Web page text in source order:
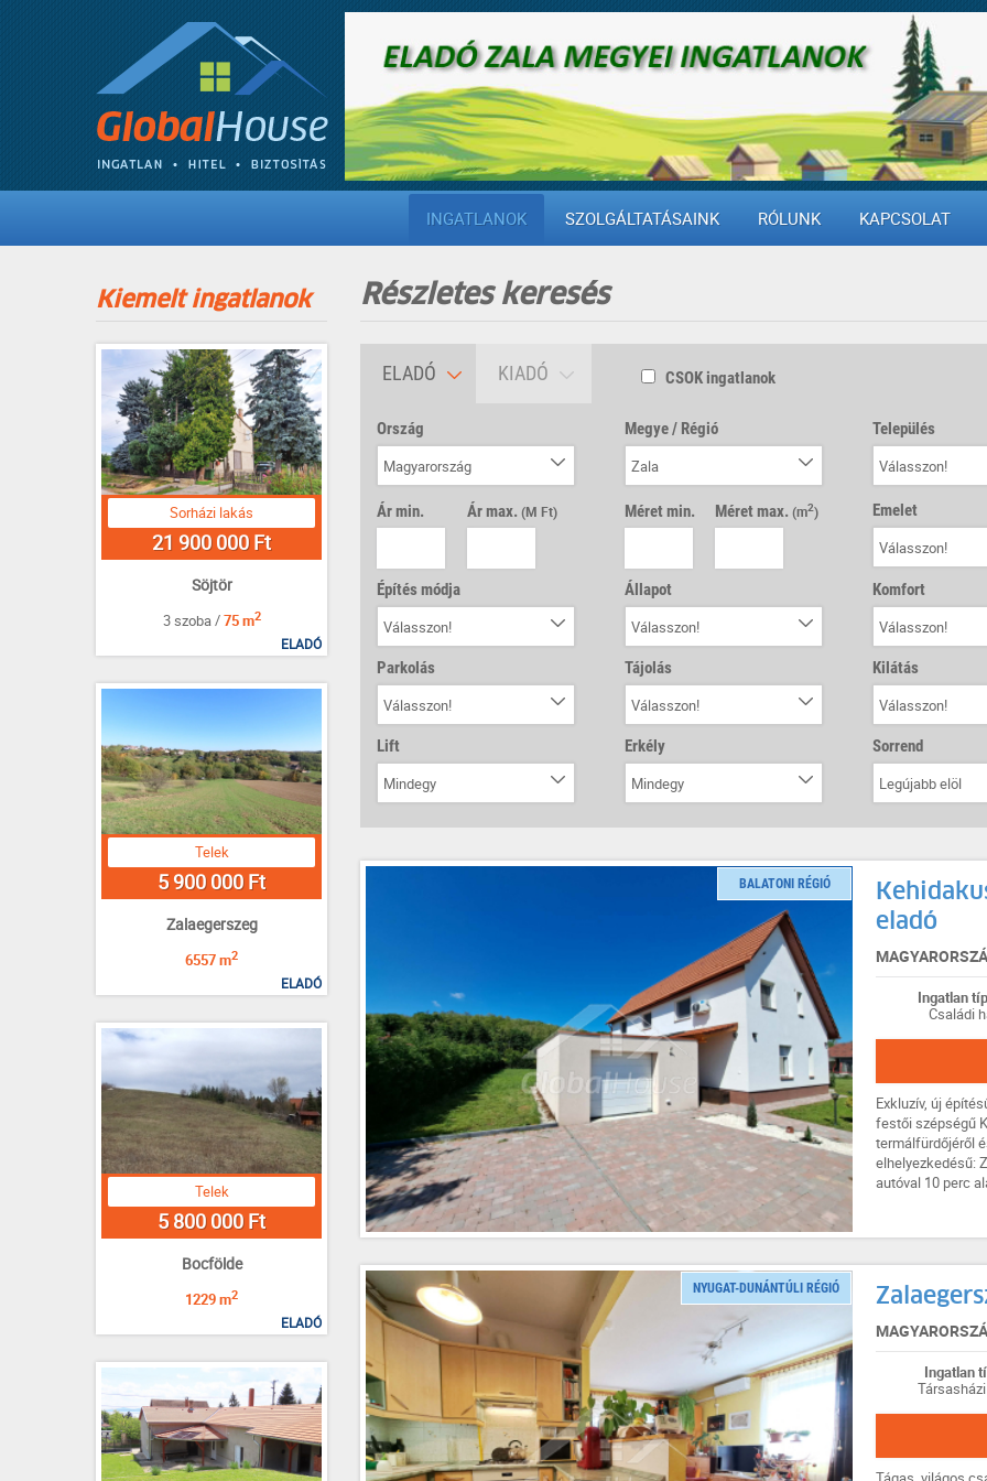
INGATLANOK SZOLGÁLTATÁSAINK RÓLUNK KAPCSOLAT
Kiemelt ingatlanok
Sorházi lakás
21 900 000 Ft
Söjtör
3 szoba / 75 m2
ELADÓ
Telek
5 900 000 Ft
Zalaegerszeg
6557 m2
ELADÓ
Telek
5 800 000 Ft
Bocfölde
1229 m2
ELADÓ
Részletes keresés
ELADÓ KIADÓ CSOK ingatlanok
Ország
Magyarország
Megye / Régió
Zala
Település
Válasszon!
Ár min. Ár max. (M Ft) Méret min. Méret max. (m2) Emelet
Válasszon!
Építés módja
Válasszon!
Állapot
Válasszon!
Komfort
Válasszon!
Parkolás
Válasszon!
Tájolás
Válasszon!
Kilátás
Válasszon!
Lift
Mindegy
Erkély
Mindegy
Sorrend
Legújabb elöl
BALATONI RÉGIÓ
eladó
Ingatlan
Családi
Exkluzív, új
festői szépségű
termálfürdőjéről
elhelyezkedésű:
autóval 10 perc
NYUGAT-DUNÁNTÚLI RÉGIÓ
Ingatlan